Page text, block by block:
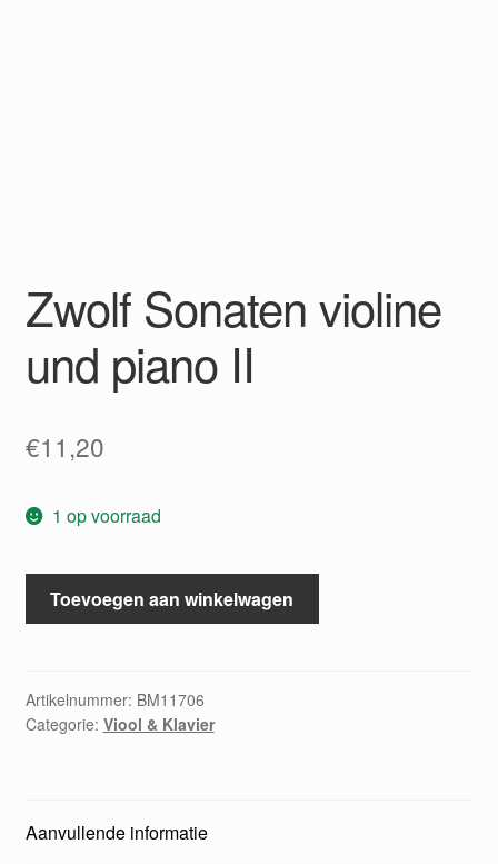
Zwolf Sonaten violine
und piano II
€11,20
1 op voorraad
Zwolf
Sonaten
piano
II
Toevoegen aan winkelwagen
Artikelnummer: BM11706
Categorie: Viool & Klavier
Aanvullende informatie